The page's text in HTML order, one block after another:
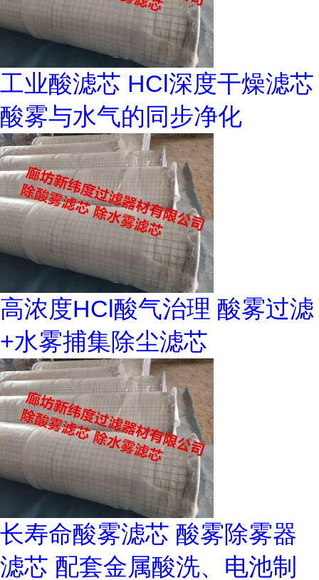
工业酸滤芯 HCl深度干燥滤芯
酸雾与水气的同步净化
高浓度HCl酸气治理 酸雾过滤
+水雾捕集除尘滤芯
长寿命酸雾滤芯 酸雾除雾器
滤芯 配套金属酸洗、电池制